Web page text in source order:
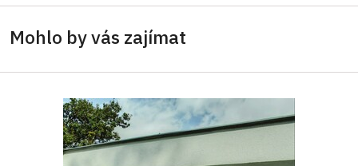
Mohlo by vás zajímat